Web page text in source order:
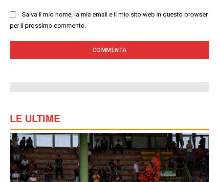
Salva il mio nome, la mia email e il mio sito web in questo browser
per il prossimo commento.
LE ULTIME